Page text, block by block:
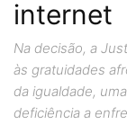
internet
Na decisão, a
às gratuidades
da igualdade,
deficiência a